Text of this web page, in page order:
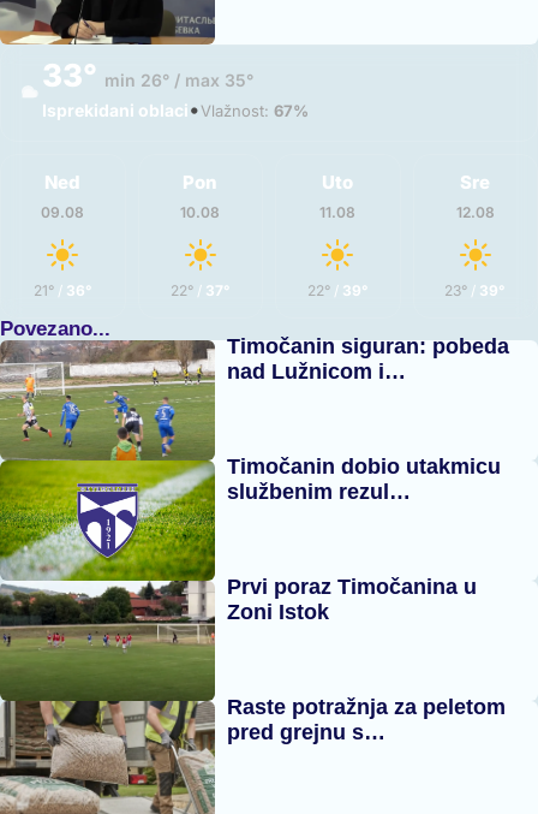
33° min 26° / max 35°
Isprekidani oblaci•Vlažnost: 67%
Ned
09.08
21°/ 36°
Pon
10.08
22°/ 37°
Uto
11.08
22°/ 39°
Sre
12.08
23° / 39°
Povezano...
Timočanin siguran: pobeda
nad Lužnicom i…
Timočanin dobio utakmicu
službenim rezul…
Prvi poraz Timočanina u
Zoni Istok
Raste potražnja za peletom
pred grejnu s…